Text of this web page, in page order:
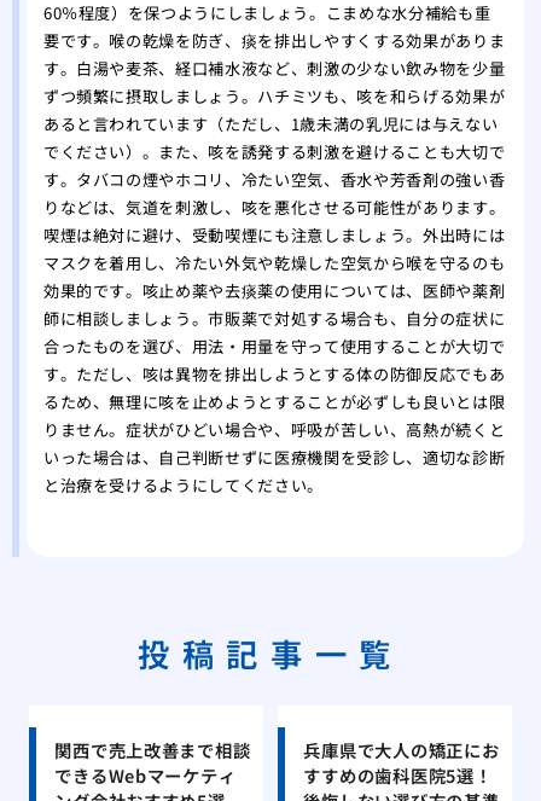
60％程度）を保つようにしましょう。こまめな水分補給も重
要です。喉の乾燥を防ぎ、痰を排出しやすくする効果がありま
す。白湯や麦茶、経口補水液など、刺激の少ない飲み物を少量
ずつ頻繁に摂取しましょう。ハチミツも、咳を和らげる効果が
あると言われています（ただし、1歳未満の乳児には与えない
でください）。また、咳を誘発する刺激を避けることも大切で
す。タバコの煙やホコリ、冷たい空気、香水や芳香剤の強い香
りなどは、気道を刺激し、咳を悪化させる可能性があります。
喫煙は絶対に避け、受動喫煙にも注意しましょう。外出時には
マスクを着用し、冷たい外気や乾燥した空気から喉を守るのも
効果的です。咳止め薬や去痰薬の使用については、医師や薬剤
師に相談しましょう。市販薬で対処する場合も、自分の症状に
合ったものを選び、用法・用量を守って使用することが大切で
す。ただし、咳は異物を排出しようとする体の防御反応でもあ
るため、無理に咳を止めようとすることが必ずしも良いとは限
りません。症状がひどい場合や、呼吸が苦しい、高熱が続くと
いった場合は、自己判断せずに医療機関を受診し、適切な診断
と治療を受けるようにしてください。
投稿記事一覧
関西で売上改善まで相談
できるWebマーケティ
兵庫県で大人の矯正にお
すすめの歯科医院5選！